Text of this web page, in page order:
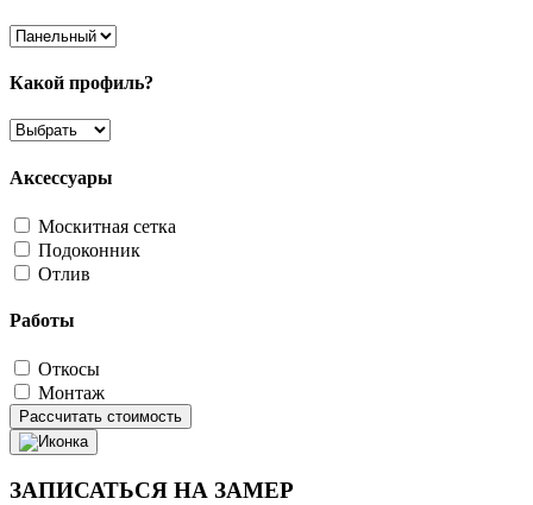
Какой профиль?
Аксессуары
Москитная сетка
Подоконник
Отлив
Работы
Откосы
Монтаж
Рассчитать стоимость
ЗАПИСАТЬСЯ НА ЗАМЕР